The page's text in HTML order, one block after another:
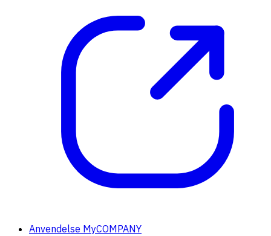
Anvendelse MyCOMPANY